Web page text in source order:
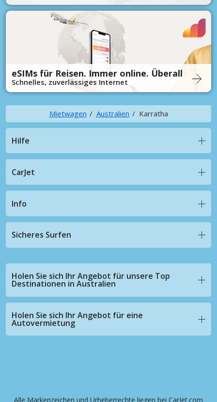
eSIMs für Reisen. Immer online. Überall
Schnelles, zuverlässiges Internet
Mietwagen Australien Karratha
Hilfe
CarJet
Info
Sicheres Surfen
Holen Sie sich Ihr Angebot für unsere Top
Destinationen in Australien
Holen Sie sich Ihr Angebot für eine
Autovermietung
Alle Markenzeichen und Urheberrechte liegen bei CarJet.com